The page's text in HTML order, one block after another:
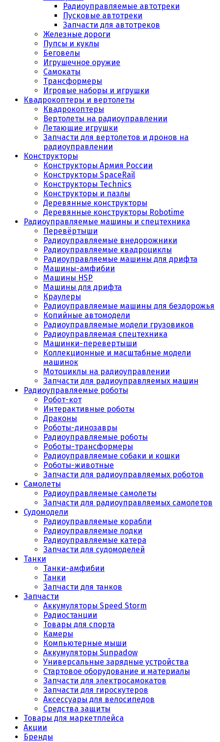
Радиоуправляемые автотреки
Пусковые автотреки
Запчасти для автотреков
Железные дороги
Пупсы и куклы
Беговелы
Игрушечное оружие
Самокаты
Трансформеры
Игровые наборы и игрушки
Квадрокоптеры и вертолеты
Квадрокоптеры
Вертолеты на радиоуправлении
Летающие игрушки
Запчасти для вертолетов и дронов на
радиоуправлении
Конструкторы
Конструкторы Армия России
Конструкторы SpaceRail
Конструкторы Technics
Конструкторы и пазлы
Деревянные конструкторы
Деревянные конструкторы Robotime
Радиоуправляемые машины и спецтехника
Перевёртыши
Радиоуправляемые внедорожники
Радиоуправляемые квадроциклы
Радиоуправляемые машины для дрифта
Машины-амфибии
Машины HSP
Машины для дрифта
Краулеры
Радиоуправляемые машины для бездорожья
Копийные автомодели
Радиоуправляемые модели грузовиков
Радиоуправляемая спецтехника
Машинки-перевертыши
Коллекционные и масштабные модели
машинок
Мотоциклы на радиоуправлении
Запчасти для радиоуправляемых машин
Радиоуправляемые роботы
Робот-кот
Интерактивные роботы
Драконы
Роботы-динозавры
Радиоуправляемые роботы
Роботы-трансформеры
Радиоуправляемые собаки и кошки
Роботы-животные
Запчасти для радиоуправляемых роботов
Самолеты
Радиоуправляемые самолеты
Запчасти для радиоуправляемых самолетов
Судомодели
Радиоуправляемые корабли
Радиоуправляемые лодки
Радиоуправляемые катера
Запчасти для судомоделей
Танки
Танки-амфибии
Танки
Запчасти для танков
Запчасти
Аккумуляторы Speed Storm
Радиостанции
Товары для спорта
Камеры
Компьютерные мыши
Аккумуляторы Sunpadow
Универсальные зарядные устройства
Стартовое оборудование и материалы
Запчасти для электросамокатов
Запчасти для гироскутеров
Аксессуары для велосипедов
Средства защиты
Товары для маркетплейса
Акции
Бренды